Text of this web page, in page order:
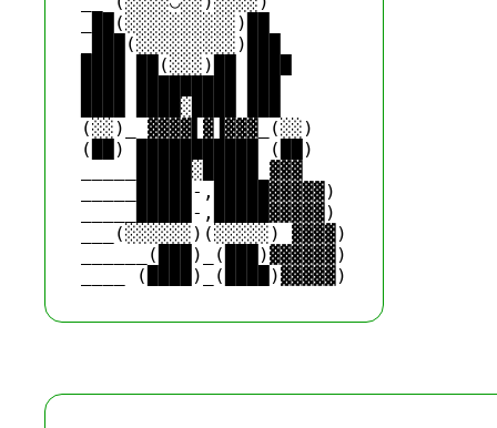
_██(░░░░░░░░░░)██
_███(░░░░░░░░░)███
████ ██(░░░)██ ████
████ ████░████ ███
(░░)_ ▓▓▓▓▌▓▐▓▓▓_(░░)
(██) ███████████ (██)
_____█████░█████_▓▓▓
_____█████-,█████▓▓▓▓▓)
_____█████-,█████▓▓▓▓▓)
___(░░░░░░)(░░░░░) ▓▓▓▓)
______(███)_(███)▓▓▓▓▓▓)